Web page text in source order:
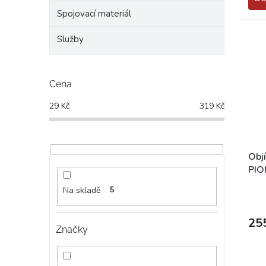
Spojovací materiál
Služby
Cena
29 Kč 319 Kč
Na skladě 5
Značky
5,0